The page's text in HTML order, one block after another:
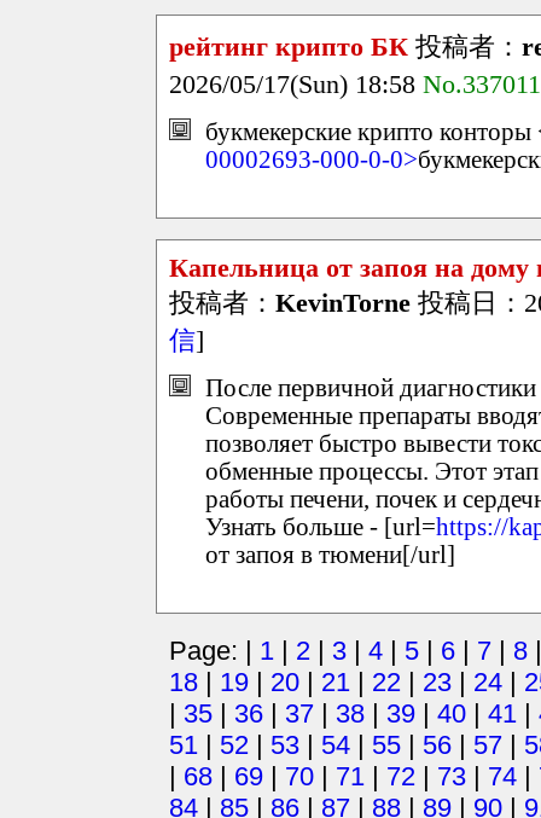
рейтинг крипто БК 投稿者：
2026/05/17(Sun) 18:58 No.337011
букмекерские крипто конторы
00002693-000-0-0>
Капельница от запоя на
投稿者： KevinTorne 投稿日：
信]
После первичной диагностики
Современные препараты
позволяет быстро вывести
обменные процессы. Этот
работы печени, почек и
Узнать больше - [url=https://
от запоя в тюмени[/url]
Page: | 1 | 2 | 3 | 4 | 5 | 6 | 7 | 8
18 | 19 | 20 | 21 | 22 | 23 | 24 |
| 35 | 36 | 37 | 38 | 39 | 40 | 41 |
51 | 52 | 53 | 54 | 55 | 56 | 57 |
| 68 | 69 | 70 | 71 | 72 | 73 | 74 |
84 | 85 | 86 | 87 | 88 | 89 | 90 |